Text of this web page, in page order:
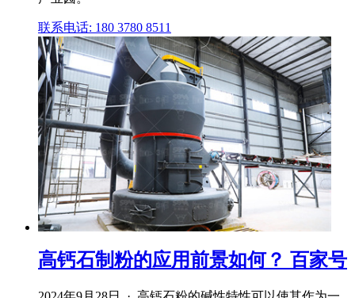
联系电话: 180 3780 8511
高钙石制粉的应用前景如何？ 百家号